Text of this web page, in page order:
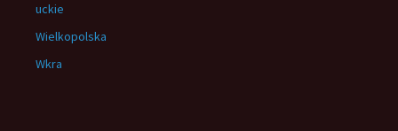
uckie
Wielkopolska
Wkra